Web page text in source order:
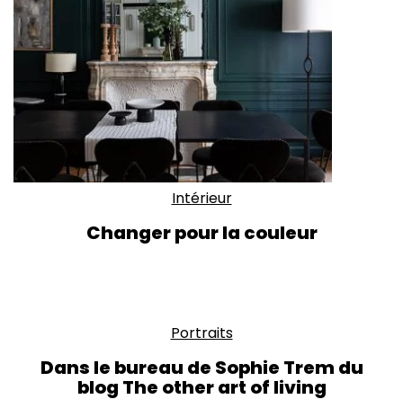
Intérieur
Changer pour la couleur
Portraits
Dans le bureau de Sophie Trem du
blog The other art of living